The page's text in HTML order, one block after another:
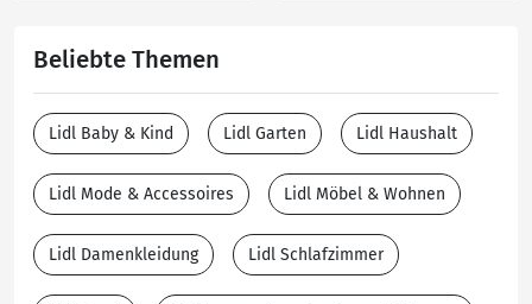
Beliebte Themen
Lidl Baby & Kind Lidl Garten Lidl Haushalt
Lidl Mode & Accessoires Lidl Möbel & Wohnen
Lidl Damenkleidung Lidl Schlafzimmer